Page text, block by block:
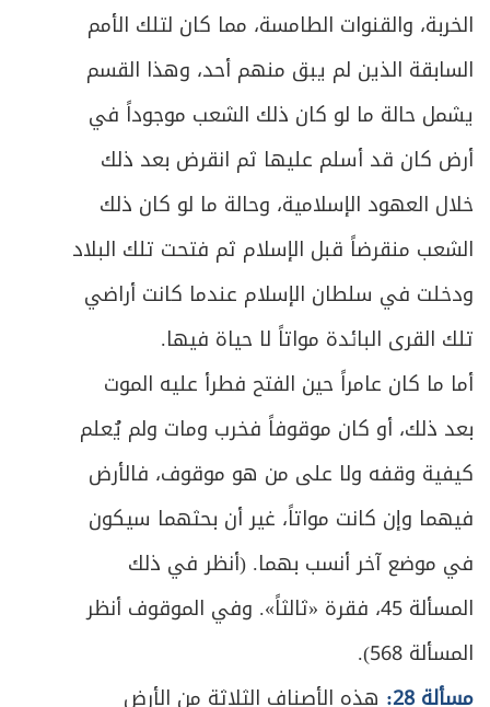
الخربة، والقنوات الطامسة، مما كان لتلك الأمم
السابقة الذين لم يبق منهم أحد، وهذا القسم
يشمل حالة ما لو كان ذلك الشعب موجوداً في
أرض كان قد أسلم عليها ثم انقرض بعد ذلك
خلال العهود الإسلامية، وحالة ما لو كان ذلك
الشعب منقرضاً قبل الإسلام ثم فتحت تلك البلاد
ودخلت في سلطان الإسلام عندما كانت أراضي
تلك القرى البائدة مواتاً لا حياة فيها.
أما ما كان عامراً حين الفتح فطرأ عليه الموت
بعد ذلك، أو كان موقوفاً فخرب ومات ولم يُعلم
كيفية وقفه ولا على من هو موقوف، فالأرض
فيهما وإن كانت مواتاً، غير أن بحثهما سيكون
في موضع آخر أنسب بهما. (أنظر في ذلك
المسألة 45، فقرة «ثالثاً». وفي الموقوف أنظر
المسألة 568).
مسألة 28:
هذه الأصناف الثلاثة من الأرض
150 الباب الثالث في أحكام العمل أو (إجارة النفس)
ص
160 مبحث في ما يحرم من الأعمال وما يحل
ص
161 الأول ـ أخذ الأجرة على الأعمال الدينية
ص
162 الثاني ـ معاونة الكفار وبناء معابدهم
ص الثالث ـ معاونة الظلمة والعمل عندهم
165 الرابع ـ الإنتاج الفكري قولاً وكتابةً وفناً
ص166 الخامس ـ حقل الصحافة والإعلام
ص
168 السادس ـ الأعمال التمثيلية
169 السابع ـ فن التصوير والنحت
ص
172 الثامن ـ الغناء والموسيقى
ص
175 التاسع ـ الرقص
العاشر ـ صناعة الغذاء وعمل المطاعم